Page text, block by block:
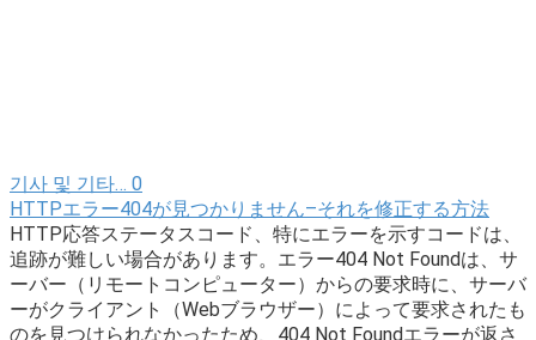
기사 및 기타… 0
HTTPエラー404が見つかりません–それを修正する方法
HTTP応答ステータスコード、特にエラーを示すコードは、
追跡が難しい場合があります。エラー404 Not Foundは、サ
ーバー（リモートコンピューター）からの要求時に、サーバ
ーがクライアント（Webブラウザー）によって要求されたも
のを見つけられなかったため、404 Not Foundエラーが返さ